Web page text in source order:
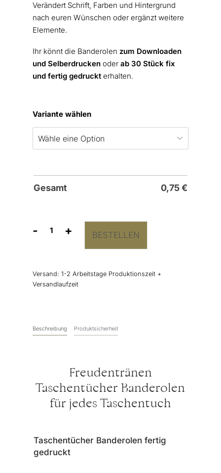
Verändert Schrift, Farben und Hintergrund
nach euren Wünschen oder ergänzt weitere
Elemente.
Ihr könnt die Banderolen zum Downloaden
und Selberdruckenoder ab 30 Stück fix
und fertig gedruckterhalten.
Variante wählen
Gesamt 0,75€
-
Freudentränen
Menge
+ BESTELLEN
Versand: 1-2 Arbeitstage Produktionszeit +
Versandlaufzeit
Beschreibung Produktsicherheit
Freudentränen
Taschentücher Banderolen
für jedes Taschentuch
Taschentücher Banderolen fertig
gedruckt